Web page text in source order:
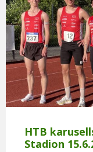
HTB
Stadion